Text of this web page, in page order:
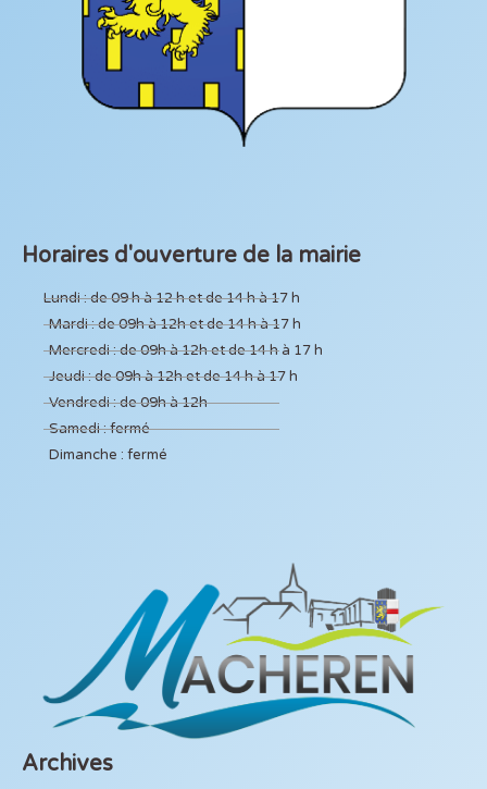
Horaires d'ouverture de la mairie
Lundi : de 09 h à 12 h et de 14 h à 17 h
Mardi : de 09h à 12h et de 14 h à 17 h
Mercredi : de 09h à 12h et de 14 h à 17 h
Jeudi : de 09h à 12h et de 14 h à 17 h
Vendredi : de 09h à 12h
Samedi : fermé
Dimanche : fermé
Archives